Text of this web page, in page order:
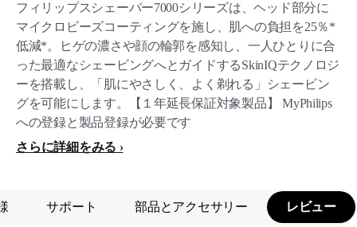
フィリップスシェーバー7000シリーズは、ヘッド部分に
マイクロビーズコーティングを施し、肌への負担を25％*
低減*。ヒゲの濃さや顔の輪郭を感知し、一人ひとりに合
った最適なシェービングへとガイドするSkinIQテクノロジ
ーを搭載し、「肌にやさしく、よく剃れる」シェービン
グを可能にします。【１年延長保証対象製品】 MyPhilips
への登録と製品登録が必要です
さらに詳細をみる
サポート 部品とアクセサリー レビュー